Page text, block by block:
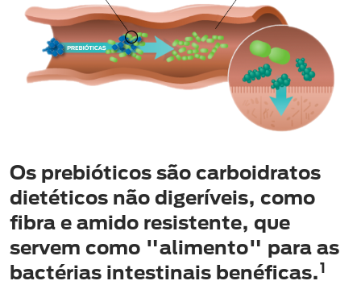
Os prebióticos são carboidratos
dietéticos não digeríveis, como
fibra e amido resistente, que
servem como "alimento" para as
bactérias intestinais benéficas.1